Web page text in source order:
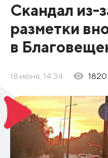
Скандал из-
разметки
в
18 июня, 14:34 1820